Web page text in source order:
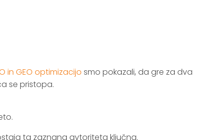
in GEO optimizacijo smo pokazali, da gre za dva
se pristopa.
ta zaznana avtoriteta ključna.